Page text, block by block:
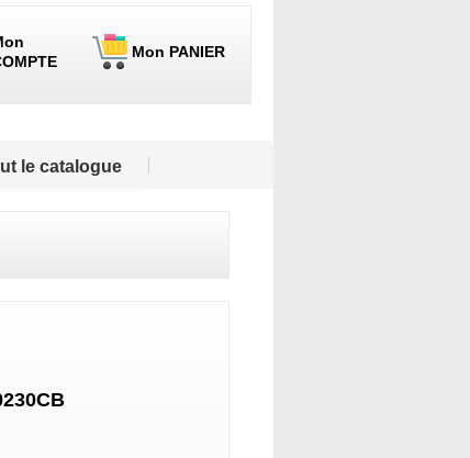
Mon PANIER
le catalogue